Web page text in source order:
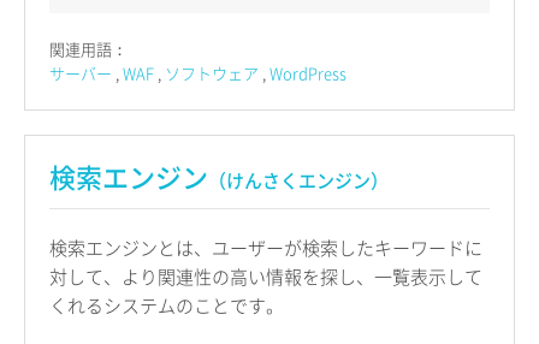
関連用語：
サーバー WAF ソフトウェア WordPress
検索エンジン （けんさくエンジン）
検索エンジンとは、ユーザーが検索したキーワードに
対して、より関連性の高い情報を探し、一覧表示して
くれるシステムのことです。